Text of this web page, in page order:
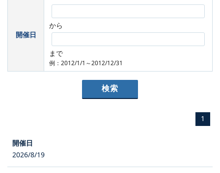
開催日
から
まで
例：2012/1/1～2012/12/31
1
2026/8/19